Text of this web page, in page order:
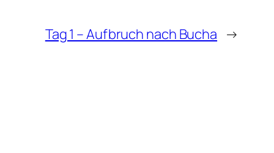
Tag 1 – Aufbruch nach Bucha →